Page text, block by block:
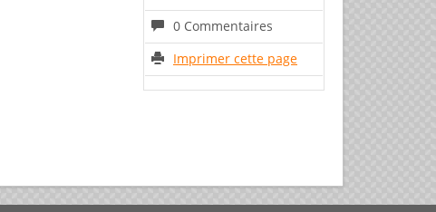
0 Commentaires
Imprimer cette page